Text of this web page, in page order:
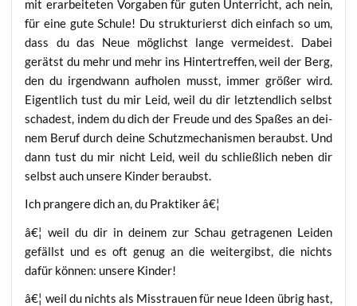
mit erar­bei­te­ten Vor­ga­ben für guten Unter­richt, ach nein,
für eine gute Schu­le! Du struk­tu­rierst dich ein­fach so um,
dass du das Neue mög­lichst lan­ge ver­mei­dest. Dabei
gerätst du mehr und mehr ins Hin­ter­tref­fen, weil der Berg,
den du irgend­wann auf­ho­len musst, immer grö­ßer wird.
Eigent­lich tust du mir Leid, weil du dir letzt­end­lich selbst
scha­dest, indem du dich der Freu­de und des Spa­ßes an dei­
nem Beruf durch dei­ne Schutz­me­cha­nis­men beraubst. Und
dann tust du mir nicht Leid, weil du schließ­lich neben dir
selbst auch unse­re Kin­der beraubst.
Ich pran­ge­re dich an, du Prak­ti­ker â€¦
â€¦ weil du dir in dei­nem zur Schau getra­ge­nen Lei­den
gefällst und es oft genug an die wei­ter­gibst, die nichts
dafür kön­nen: unse­re Kinder!
â€¦ weil du nichts als Miss­trau­en für neue Ideen übrig hast,